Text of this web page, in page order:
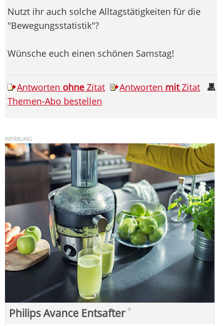
Nutzt ihr auch solche Alltagstätigkeiten für die
"Bewegungsstatistik"?
Wünsche euch einen schönen Samstag!
Antworten ohne Zitat Antworten mitZitat
Themen-Abo bestellen
Philips Avance Entsafter*